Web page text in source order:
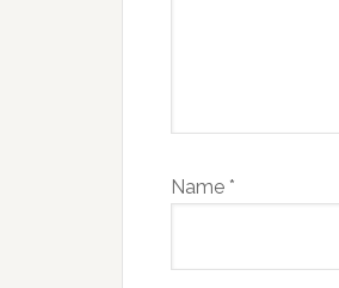
Name *